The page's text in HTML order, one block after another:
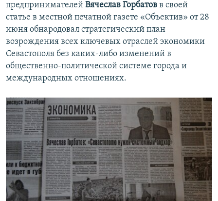
предпринимателей Вячеслав Горбатов в своей
статье в местной печатной газете «Объектив» от 28
июня обнародовал стратегический план
возрождения всех ключевых отраслей экономики
Севастополя без каких-либо изменений в
общественно-политической системе города и
международных отношениях.